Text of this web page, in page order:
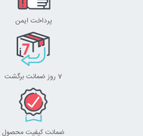
پرداخت ایمن
7 روز ضمانت برگشت
ضمانت کیفیت محصول